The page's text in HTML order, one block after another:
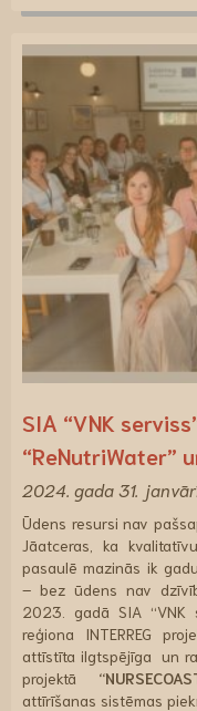
SIA “VNK
“ReNutriWater”
2024. gada 31.
Ūdens resursi nav
Jāatceras, ka
pasaulē mazinās ik
– bez ūdens nav
2023. gadā SIA
reģiona INTERREG
attīstīta ilgtspējīga un
projektā
attīrīšanas sistēmas